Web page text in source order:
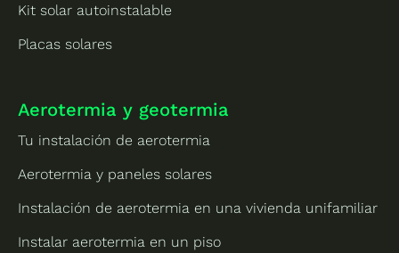
Kit solar autoinstalable
Placas solares
Aerotermia y geotermia
Tu instalación de aerotermia
Aerotermia y paneles solares
Instalación de aerotermia en una vivienda unifamiliar
Instalar aerotermia en un piso